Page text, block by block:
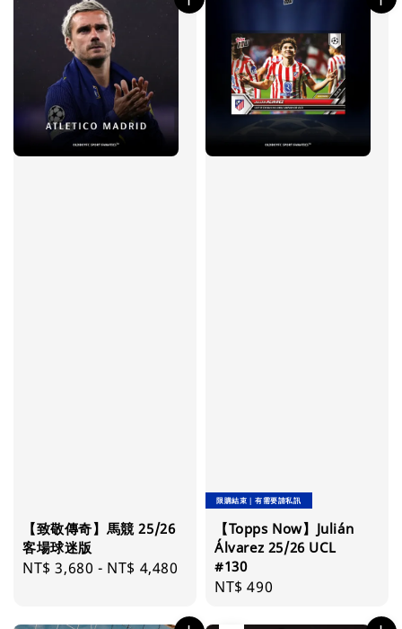
【致敬傳奇】馬競 25/26
客場球迷版
Regular
NT$ 3,680 - NT$ 4,480
限購結束｜有需要請私訊
【Topps Now】Julián
Álvarez 25/26 UCL
#130
Regular
NT$ 490